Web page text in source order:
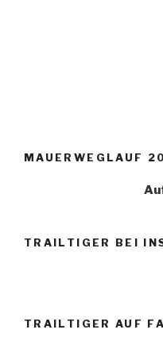
MAUERWEGLAUF
TRAILTIGER BEI
TRAILTIGER AUF